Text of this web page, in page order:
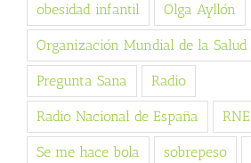
obesidad infantil Olga Ayllón
Organización Mundial de la Salud
Pregunta Sana Radio
Radio Nacional de España RNE
Se me hace bola sobrepeso